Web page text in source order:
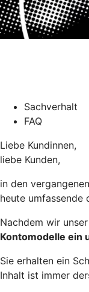
Sachverhalt
FAQ
Liebe Kundinnen,
liebe Kunden,
in den
heute umfassende
Nachdem wir
Kontomodelle ein
Sie erhalten ein
Inhalt ist immer